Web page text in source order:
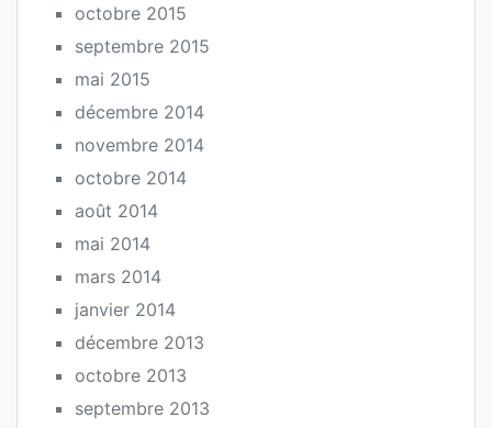
octobre 2015
septembre 2015
mai 2015
décembre 2014
novembre 2014
octobre 2014
août 2014
mai 2014
mars 2014
janvier 2014
décembre 2013
octobre 2013
septembre 2013